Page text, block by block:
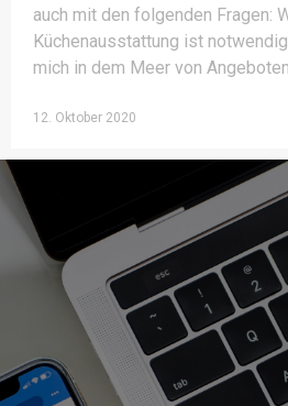
auch mit den folgenden Fragen:
Küchenausstattung ist
mich in dem Meer von
12. Oktober 2020